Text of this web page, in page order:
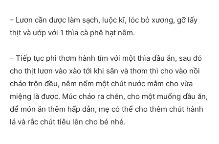
– Lươn cần được làm sạch, luộc kĩ, lóc bỏ xương, gỡ lấy
thịt và ướp với 1 thìa cà phê hạt nêm.
– Tiếp tục phi thơm hành tím với một thìa dầu ăn, sau đó
cho thịt lươn vào xào tới khi săn và thơm thì cho vào nồi
cháo trộn đều, nêm nếm một chút nước mắm cho vừa
miệng là được. Múc cháo ra chén, cho một muổng dầu ăn,
để món ăn thêm hấp dẫn, mẹ có thể cho thêm chút hành
lá và rắc chút tiêu lên cho bé nhé.